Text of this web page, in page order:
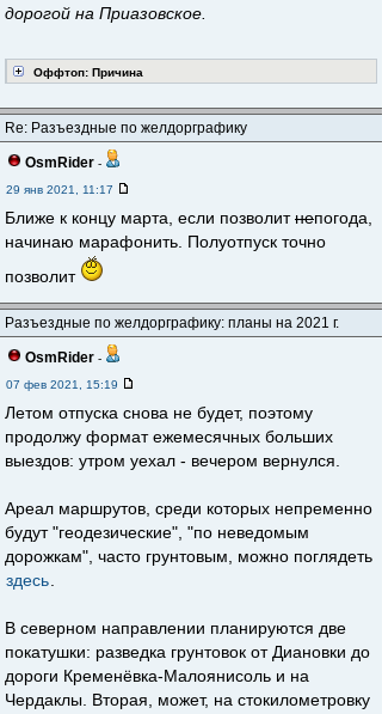
дорогой на Приазовское.
Оффтоп: Причина
Re: Разъездные по желдорграфику
OsmRider -
29 янв 2021, 11:17
Ближе к концу марта, если позволитнепогода,
начинаю марафонить. Полуотпуск точно
позволит
Разъездные по желдорграфику: планы на 2021 г.
OsmRider -
07 фев 2021, 15:19
Летом отпуска снова не будет, поэтому
продолжу формат ежемесячных больших
выездов: утром уехал - вечером вернулся.
Ареал маршрутов, среди которых непременно
будут "геодезические", "по неведомым
дорожкам", часто грунтовым, можно поглядеть
здесь
В северном направлении планируются две
покатушки: разведка грунтовок от Диановки до
дороги Кременёвка-Малоянисоль и на
Чердаклы. Вторая, может, на стокилометровку